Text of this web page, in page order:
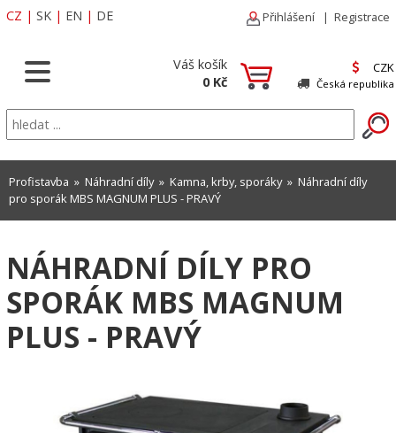
CZ | SK | EN | DE Přihlášení | Registrace
Váš košík
0 Kč
CZK
Česká republika
Profistavba » Náhradní díly» Kamna, krby, sporáky» Náhradní díly
pro sporák MBS MAGNUM PLUS - PRAVÝ
NÁHRADNÍ DÍLY PRO
SPORÁK MBS MAGNUM
PLUS - PRAVÝ